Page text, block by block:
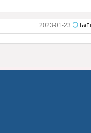
2023-01-23